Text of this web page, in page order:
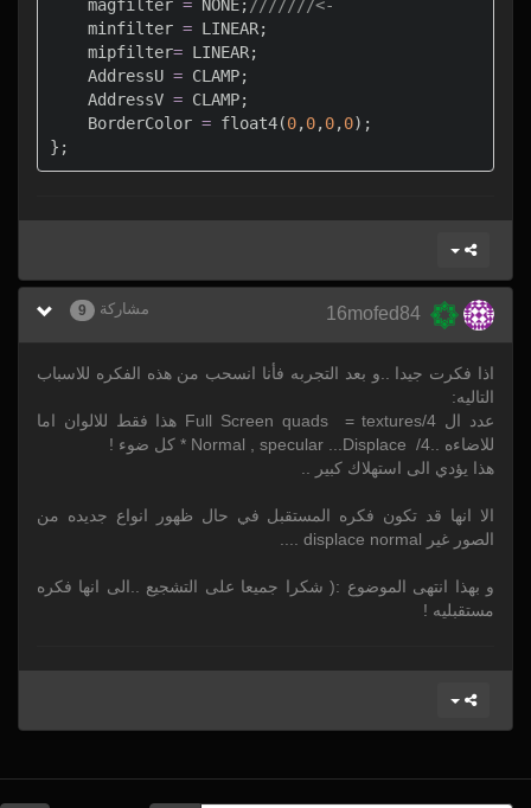
    magfilter
= NONE; ///////<-
    minfilter
= LINEAR;
    mipfilter
= LINEAR;
    AddressU
= CLAMP;
    AddressV
= CLAMP;
    BorderColor
= float4(0,0,0,0);
};
16mofed84 مشاركة 9
اذا فكرت جيدا ..و بعد التجربه فأنا انسحب من هذه الفكره للاسباب
التاليه:
عدد ال Full Screen quads = textures/4 هذا فقط للالوان اما
للاضاءه ..Normal , specular ...Displace /4 * كل ضوء !
هذا يؤدي الى استهلاك كبير ..
الا انها قد تكون فكره المستقبل في حال ظهور انواع جديده من
الصور غير displace normal ....
و بهذا انتهى الموضوع :( شكرا جميعا على التشجيع ..الى انها فكره
مستقبليه !